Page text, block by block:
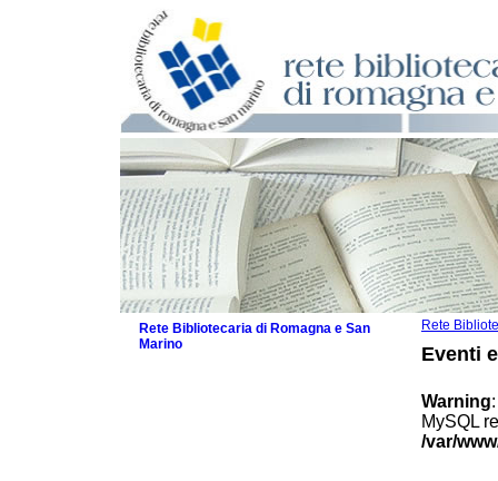
Rete
Eventi
Warning
MySQL
/var/
Rete Bibliotecaria di Romagna e San
Marino